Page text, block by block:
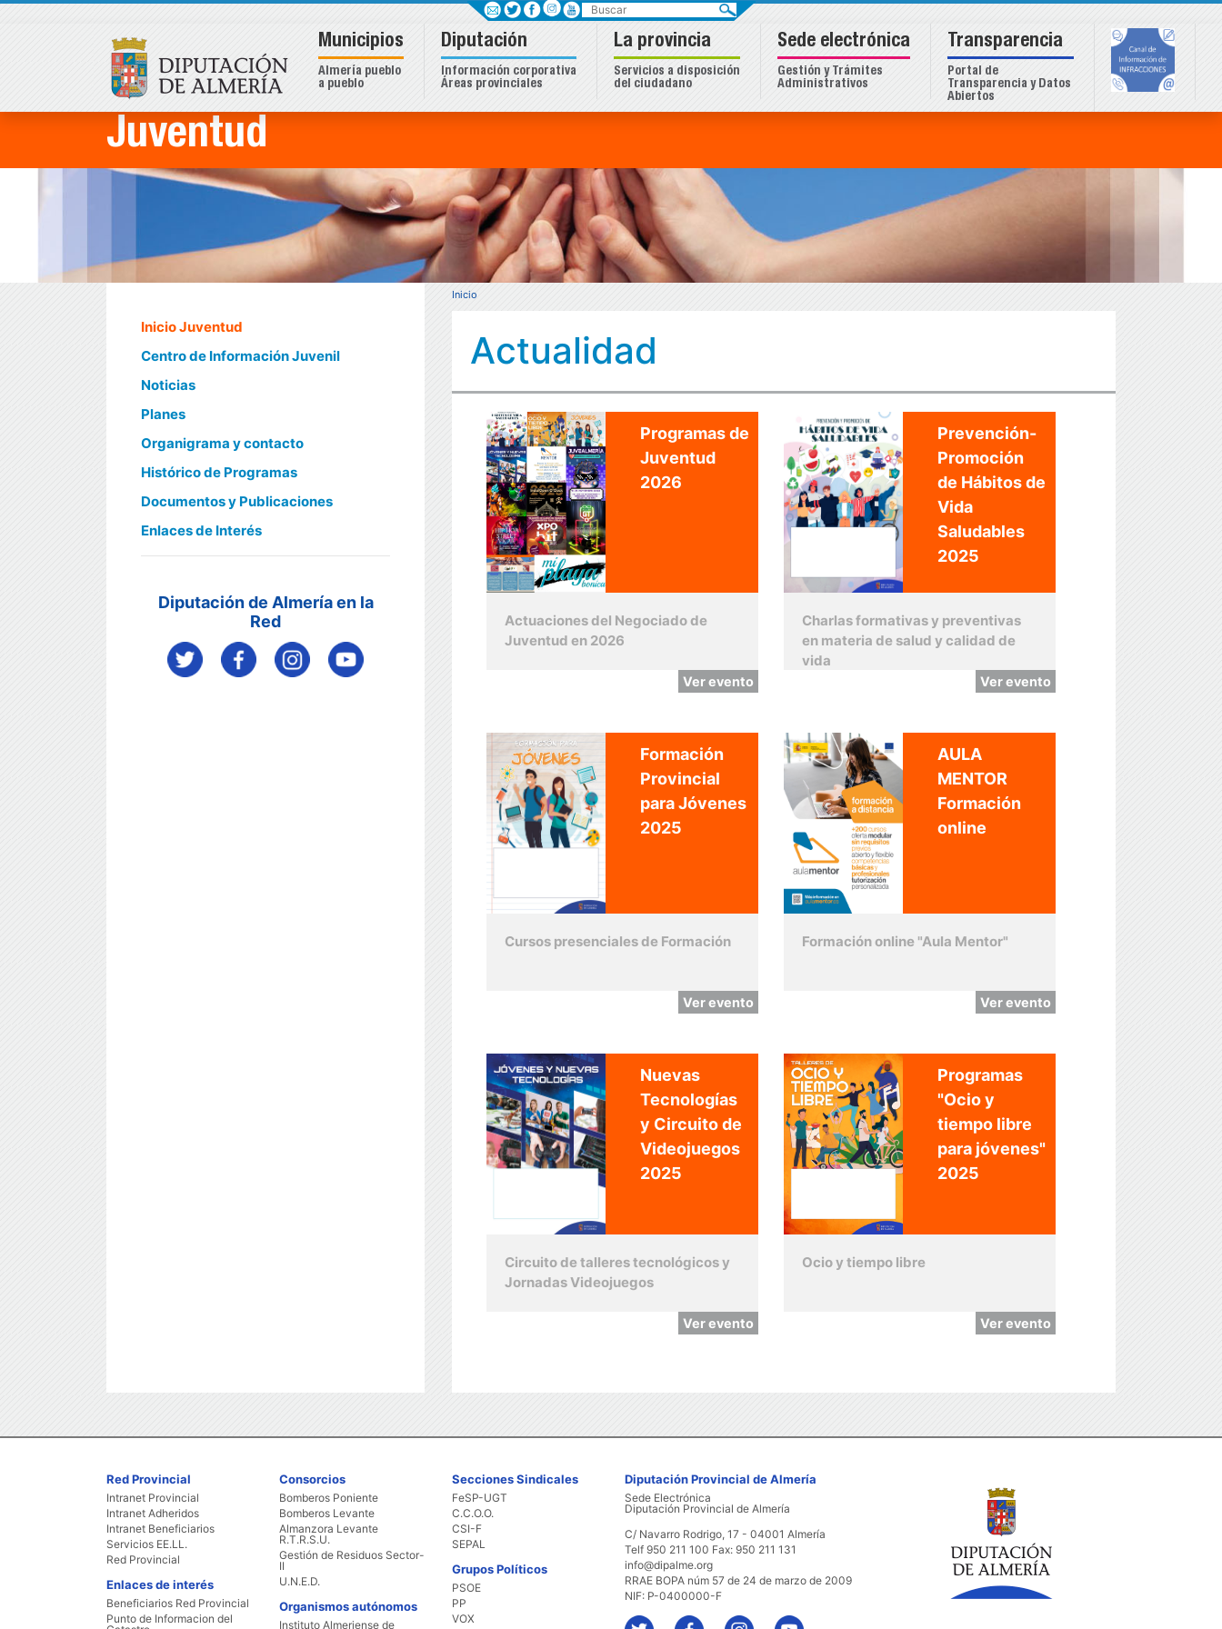
Buscar
Municipios
Almería pueblo
a pueblo
Diputación
Información corporativa
Áreas provinciales
La provincia
Servicios a disposición
del ciudadano
Sede electrónica
Gestión y Trámites
Administrativos
Transparencia
Portal de
Transparencia y Datos
Abiertos
Juventud
Inicio Juventud
Centro de Información Juvenil
Noticias
Planes
Organigrama y contacto
Histórico de Programas
Documentos y Publicaciones
Enlaces de Interés
Diputación de Almería en la
Red
Inicio
Actualidad
Programas de
Juventud
2026
Actuaciones del Negociado de
Juventud en 2026
Ver evento
Prevención-
Promoción
de Hábitos de
Vida
Saludables
2025
Charlas formativas y preventivas
en materia de salud y calidad de
vida
Ver evento
Formación
Provincial
para Jóvenes
2025
Cursos presenciales de Formación
Ver evento
AULA
MENTOR
Formación
online
Formación online "Aula Mentor"
Ver evento
Nuevas
Tecnologías
y Circuito de
Videojuegos
2025
Circuito de talleres tecnológicos y
Jornadas Videojuegos
Ver evento
Programas
"Ocio y
tiempo libre
para jóvenes"
2025
Ocio y tiempo libre
Ver evento
Red Provincial
Intranet Provincial
Intranet Adheridos
Intranet Beneficiarios
Servicios EE.LL.
Red Provincial
Enlaces de interés
Beneficiarios Red Provincial
Punto de Informacion del
Consorcios
Bomberos Poniente
Bomberos Levante
Almanzora Levante
R.T.R.S.U.
Gestión de Residuos Sector-
II
U.N.E.D.
Organismos autónomos
Instituto Almeriense de
Secciones Sindicales
FeSP-UGT
C.C.O.O.
CSI-F
SEPAL
Grupos Políticos
PSOE
PP
VOX
Diputación Provincial de Almería
Sede Electrónica
Diputación Provincial de Almería
C/ Navarro Rodrigo, 17 - 04001 Almería
Telf 950 211 100 Fax: 950 211 131
info@dipalme.org
RRAE BOPA núm 57 de 24 de marzo de 2009
NIF: P-0400000-F